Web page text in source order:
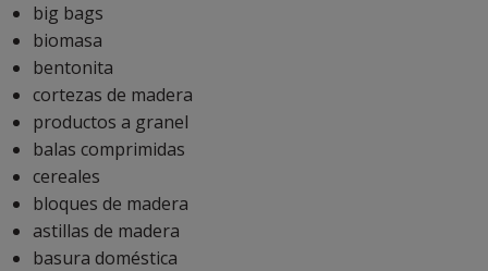
big bags
biomasa
bentonita
cortezas de madera
productos a granel
balas comprimidas
cereales
bloques de madera
astillas de madera
basura doméstica